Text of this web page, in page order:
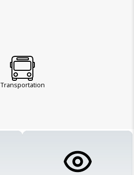
Transportation